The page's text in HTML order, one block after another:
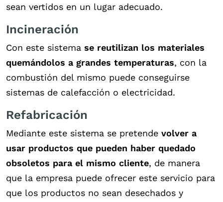
sean vertidos en un lugar adecuado.
Incineración
Con este sistema se reutilizan los materiales
quemándolos a grandes temperaturas, con la
combustión del mismo puede conseguirse
sistemas de calefacción o electricidad.
Refabricación
Mediante este sistema se pretende volver a
usar productos que pueden haber quedado
obsoletos para el mismo cliente, de manera
que la empresa puede ofrecer este servicio para
que los productos no sean desechados y